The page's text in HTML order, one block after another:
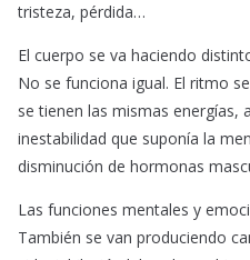
tristeza, pérdida…
El cuerpo se va haciendo
No se funciona igual. El ritmo
se tienen las mismas energías,
inestabilidad que suponía la
disminución de hormonas
Las funciones mentales y
También se van produciendo